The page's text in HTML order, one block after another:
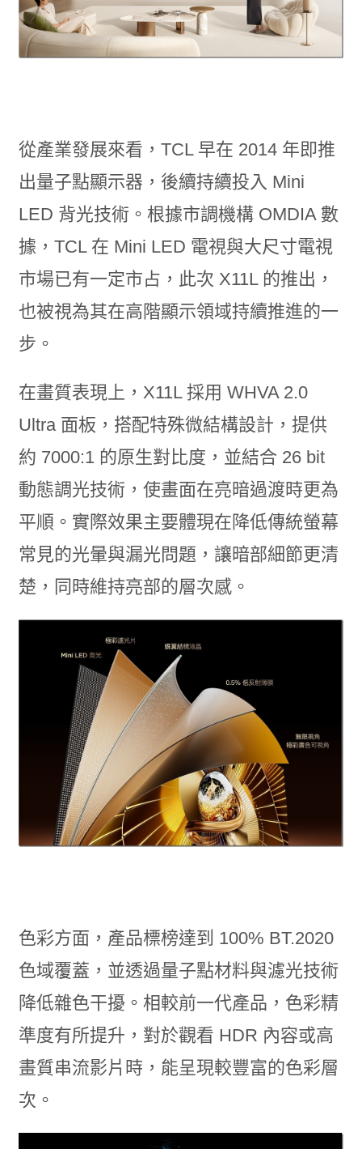
從產業發展來看，TCL 早在 2014 年即推
出量子點顯示器，後續持續投入 Mini
LED 背光技術。根據市調機構 OMDIA 數
據，TCL 在 Mini LED 電視與大尺寸電視
市場已有一定市占，此次 X11L 的推出，
也被視為其在高階顯示領域持續推進的一
步。
在畫質表現上，X11L 採用 WHVA 2.0
Ultra 面板，搭配特殊微結構設計，提供
約 7000:1 的原生對比度，並結合 26 bit
動態調光技術，使畫面在亮暗過渡時更為
平順。實際效果主要體現在降低傳統螢幕
常見的光暈與漏光問題，讓暗部細節更清
楚，同時維持亮部的層次感。
色彩方面，產品標榜達到 100% BT.2020
色域覆蓋，並透過量子點材料與濾光技術
降低雜色干擾。相較前一代產品，色彩精
準度有所提升，對於觀看 HDR 內容或高
畫質串流影片時，能呈現較豐富的色彩層
次。